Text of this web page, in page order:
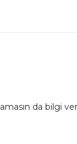
da bilgi